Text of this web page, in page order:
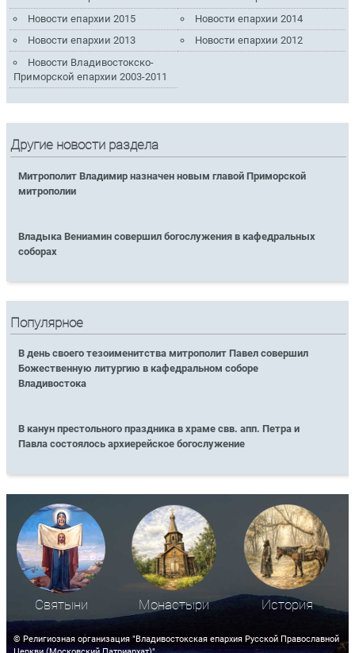
Новости епархии 2015
Новости епархии 2014
Новости епархии 2013
Новости епархии 2012
Новости Владивостокско-
Приморской епархии 2003-2011
Другие новости раздела
Митрополит Владимир назначен новым главой Приморской
митрополии
Владыка Вениамин совершил богослужения в кафедральных
соборах
Популярное
В день своего тезоименитства митрополит Павел совершил
Божественную литургию в кафедральном соборе
Владивостока
В канун престольного праздника в храме свв. апп. Петра и
Павла состоялось архиерейское богослужение
Святыни Монастыри История
© Религиозная организация "Владивостокская епархия Русской Православной